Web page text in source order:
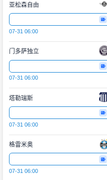
亚松森自由
07-31 06:00
门多萨独立
07-31 06:00
塔勒瑞斯
07-31 06:00
格雷米奥
07-31 06:00